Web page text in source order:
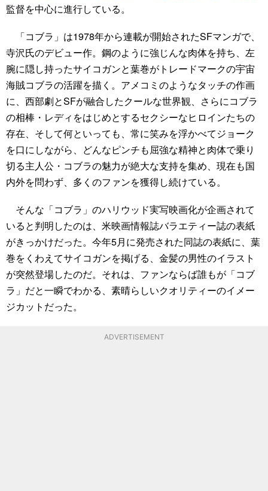
監督を中心に進行している。
「コブラ」は1978年から連載が開始されたSFマンガで、
寺沢氏のデビュー作。鋼のように強じんな肉体を持ち、左
腕に隠し持ったサイコガンと葉巻がトレードマークの宇宙
海賊コブラの活躍を描く。アメコミのようなタッチの作画
に、西部劇とSFが融合したクールな世界観、さらにコブラ
の相棒・レディをはじめとするセクシーなヒロインたちの
存在、そして何といっても、常に笑みを浮かべてジョーク
を口にしながら、どんなピンチも屈強な精神と肉体で乗り
切る主人公・コブラの魅力が絶大な支持を集め、現在も国
内外を問わず、多くのファンを獲得し続けている。
そんな「コブラ」のハリウッド実写映画化が企画されて
いると判明したのは、米映画情報誌バラエティー誌の表紙
がきっかけだった。今年5月に発売された同誌の表紙に、葉
巻をくわえてサイコガンを掲げる、金髪の男性のイラスト
が突然登場したのだ。それは、ファンならば誰もが「コブ
ラ」だと一瞬でわかる、素晴らしいクオリティーのイメー
ジカットだった。
ADVERTISEMENT